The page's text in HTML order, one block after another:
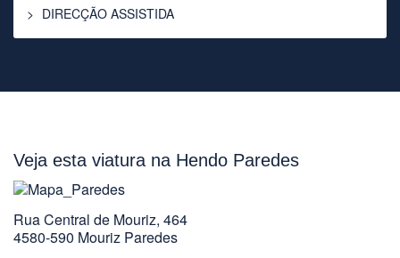
DIRECÇÃO ASSISTIDA
Veja esta viatura na Hendo Paredes
Rua Central de Mouriz, 464
4580-590 Mouriz Paredes